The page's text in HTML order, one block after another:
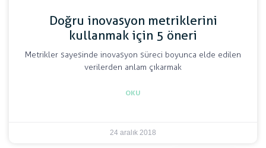
Doğru inovasyon metriklerini
kullanmak için 5 öneri
Metrikler sayesinde inovasyon süreci boyunca elde edilen
verilerden anlam çıkarmak
OKU
24 aralık 2018